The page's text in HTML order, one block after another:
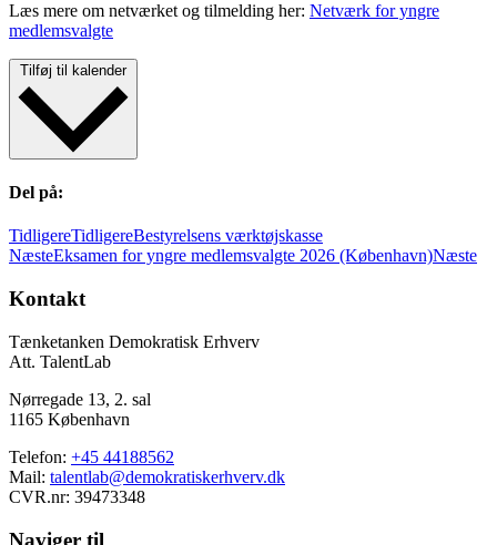
Læs mere om netværket og tilmelding her: Netværk for yngre
medlemsvalgte
Tilføj til kalender
Del på:
TidligereTidligereBestyrelsens værktøjskasse
NæsteEksamen for yngre medlemsvalgte 2026 (København)Næste
Kontakt
Tænketanken Demokratisk Erhverv
Att. TalentLab
Nørregade 13, 2. sal
1165 København
Telefon: +45 44188562
Mail: talentlab@demokratiskerhverv.dk
CVR.nr: 39473348
Naviger til